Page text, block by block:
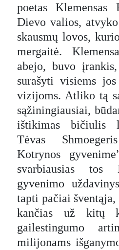
poetas Klemensas
Dievo valios,
skausmų lovos,
mergaitė.
abejo, buvo
surašyti visiems
vizijoms. Atliko tą
sąžiningiausiai,
ištikimas bičiulis
Tėvas
Kotrynos
svarbiausias tos
gyvenimo
tapti pačiai
kančias už kitų
gailestingumo
milijonams